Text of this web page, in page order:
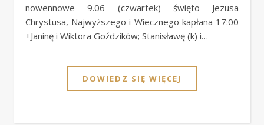
nowennowe 9.06 (czwartek) święto Jezusa
Chrystusa, Najwyższego i Wiecznego kapłana 17:00
+Janinę i Wiktora Goździków; Stanisławę (k) i…
DOWIEDZ SIĘ WIĘCEJ